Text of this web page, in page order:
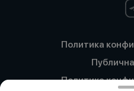
Политика
Политика